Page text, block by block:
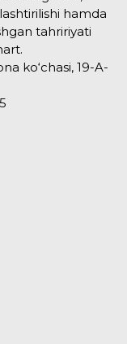
hamda
tahririyati
ko‘chasi, 19-A-